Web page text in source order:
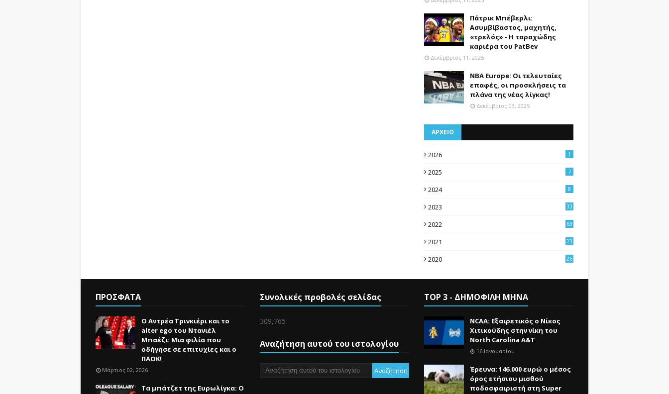
Πάτρικ Μπέβερλι:
Ασυμβίβαστος, μαχητής,
«τρελός» - Η ταραχώδης
καριέρα του PatBev
Δεκέμβριος 11, 2025
NBA Europe: Οι τελευταίες
επαφές, οι προσκλήσεις τα
πλάνα της νέας λίγκας!
Δεκέμβριος 03, 2025
ΑΡΧΕΙΟ
2026 1
2025 7
2024 8
2023 33
2022 63
2021
23
2020
26
ΠΡΟΣΦΑΤΑ
Ο Αντρέα Τρινκιέρι και το
alter ego του Ντανιέλ
Μπαέζι: Μια φιλία που
οδήγησε σε επιτυχίες και ο
ΠΑΟΚ!
Μάρτιος 02, 2026
Τα μπάτζετ της Ευρωλίγκα: Ο
Συνολικές προβολές σελίδας
309,765
Αναζήτηση αυτού του ιστολογίου
TOP 3 - ΔΗΜΟΦΙΛΗ ΜΗΝΑ
NCAA: Εξαιρετικός ο Νίκος
Χιτικούδης στην νίκη του
North Carolina A&Τ
16 Ιανουαρίου
Έρευνα: 146.000 ευρώ ο μέσος
όρος ετήσιου μισθού
ποδοσφαιριστή στη Super